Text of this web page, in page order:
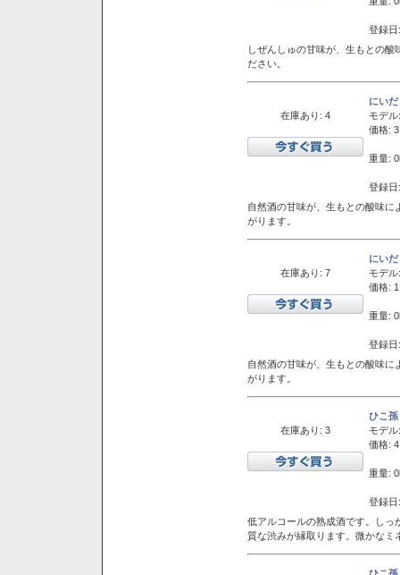
登録
しぜんしゅの甘味が、生もとの
ださい。
在庫あり: 4
にい
モデル:
価格:
重量:
登録
自然酒の甘味が、生もとの酸味
がります。
在庫あり: 7
にい
モデル:
価格:
重量:
登録
自然酒の甘味が、生もとの酸味
がります。
在庫あり: 3
ひこ
モデル:
価格:
重量:
登録
低アルコールの熟成酒です。しっ
質な渋みが縁取ります。微かなミ